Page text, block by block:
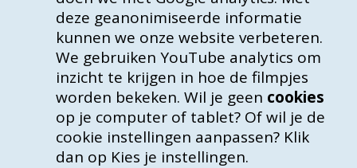
deze geanonimiseerde informatie
kunnen we onze website verbeteren.
We gebruiken YouTube analytics om
inzicht te krijgen in hoe de filmpjes
worden bekeken. Wil je geen cookies
op je computer of tablet? Of wil je de
cookie instellingen aanpassen? Klik
dan op Kies je instellingen.